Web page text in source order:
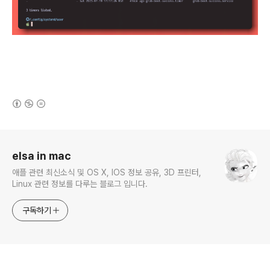
elsa in mac
애플 관련 최신소식 및 OS X, IOS 정보 공유, 3D 프린터,
Linux 관련 정보를 다루는 블로그 입니다.
구독하기